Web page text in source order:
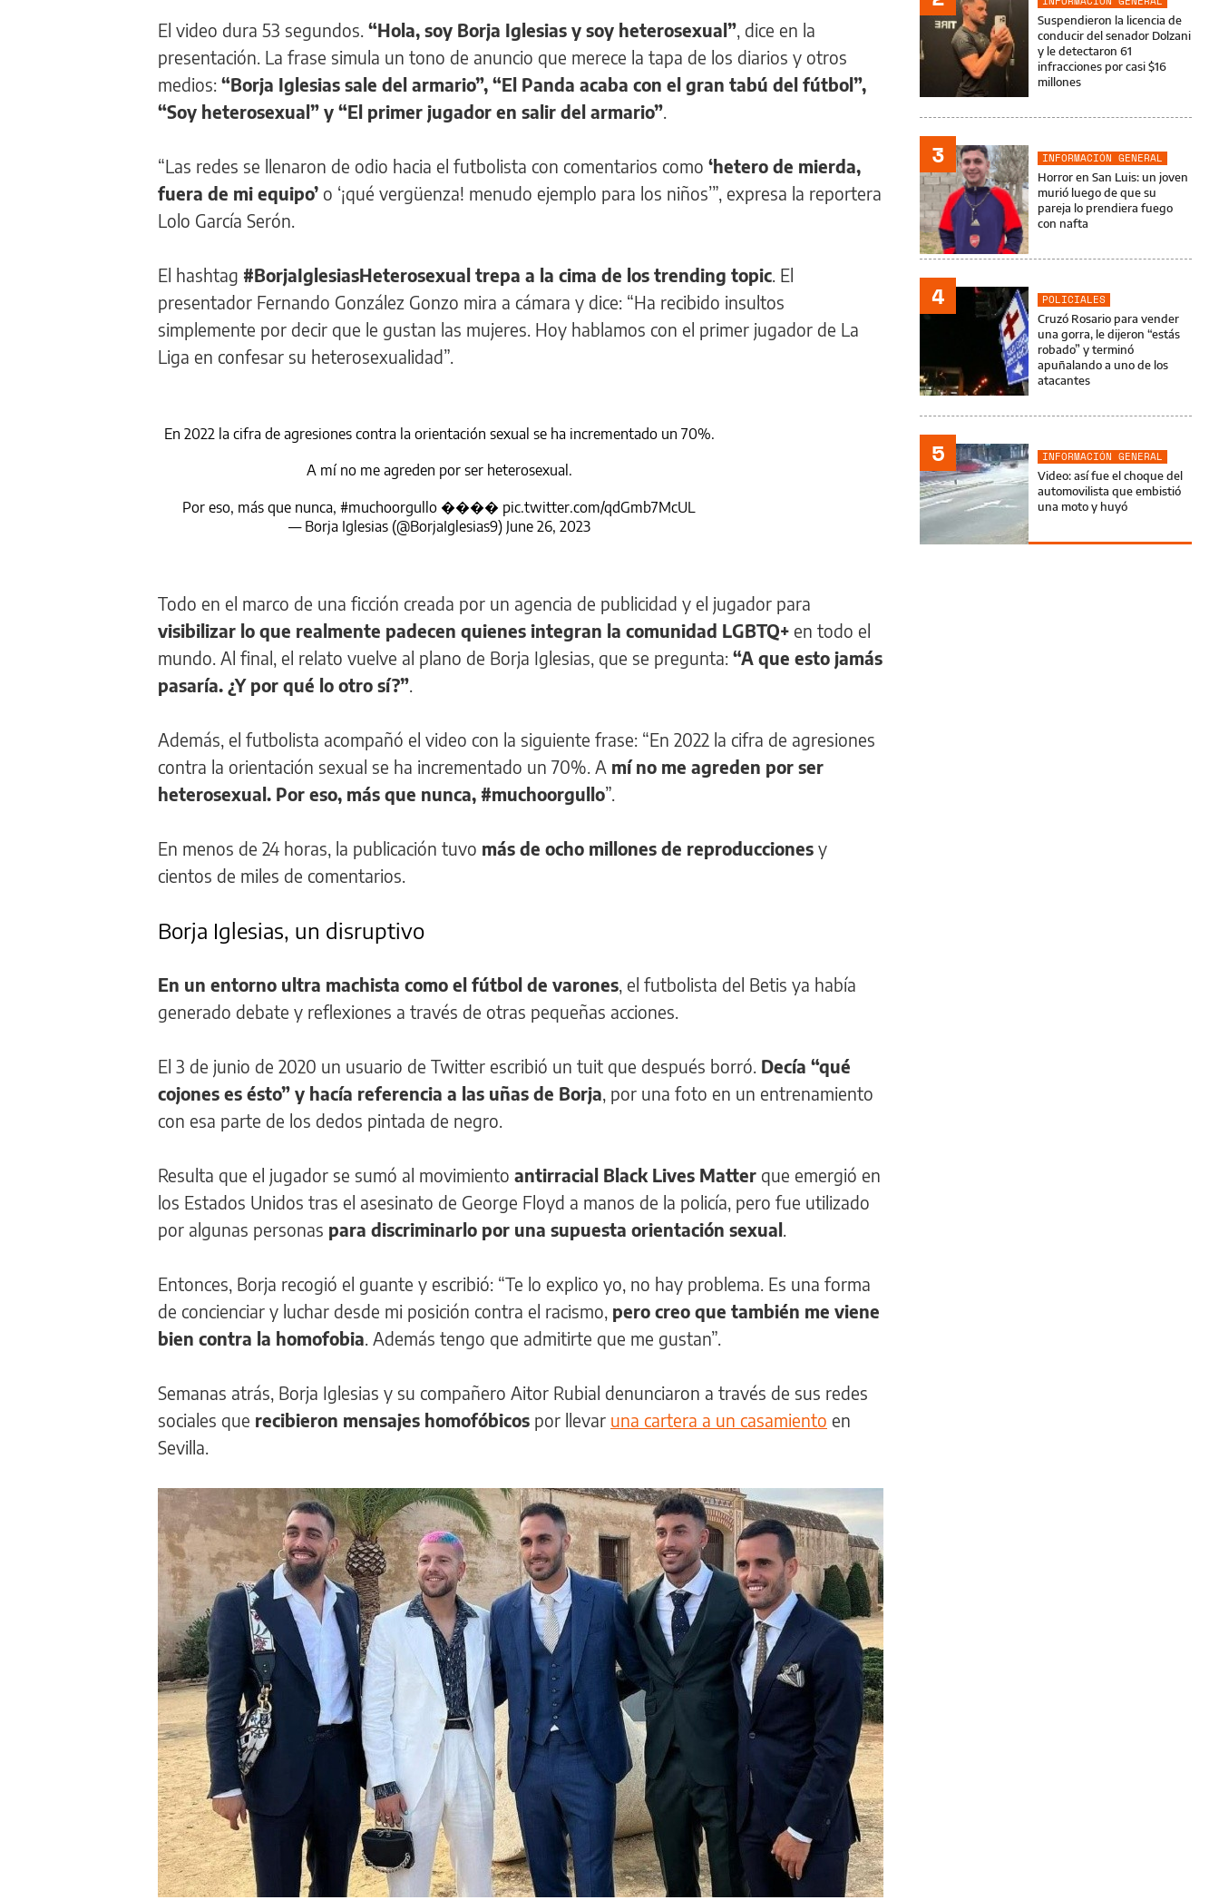
El video dura 53 segundos. “Hola, soy Borja Iglesias y soy heterosexual” , dice en la
presentación. La frase simula un tono de anuncio que merece la tapa de los diarios y otros
medios: “Borja Iglesias sale del armario”, “El Panda acaba con el gran tabú del fútbol”,
“Soy heterosexual” y “El primer jugador en salir del armario”
“Las redes se llenaron de odio hacia el futbolista con comentarios como ‘hetero de mierda,
fuera de mi equipo’ o ‘¡qué vergüenza! menudo ejemplo para los niños’”, expresa la reportera
Lolo García Serón.
El hashtag #BorjaIglesiasHeterosexual trepa a la cima de los trending topic . El
presentador Fernando González Gonzo mira a cámara y dice: “Ha recibido insultos
simplemente por decir que le gustan las mujeres. Hoy hablamos con el primer jugador de La
Liga en confesar su heterosexualidad”.
En 2022 la cifra de agresiones contra la orientación sexual se ha incrementado un 70%.
A mí no me agreden por ser heterosexual.
Por eso, más que nunca, #muchoorgullo ��️�� pic.twitter.com/qdGmb7McUL
— Borja Iglesias (@BorjaIglesias9) June 26, 2023
Todo en el marco de una ficción creada por un agencia de publicidad y el jugador para
visibilizar lo que realmente padecen quienes integran la comunidad LGBTQ+ en todo el
mundo. Al final, el relato vuelve al plano de Borja Iglesias, que se pregunta: “A que esto jamás
pasaría. ¿Y por qué lo otro sí?”
Además, el futbolista acompañó el video con la siguiente frase: “En 2022 la cifra de agresiones
contra la orientación sexual se ha incrementado un 70%. A mí no me agreden por ser
heterosexual. Por eso, más que nunca, #muchoorgullo”.
En menos de 24 horas, la publicación tuvo más de ocho millones de reproducciones y
cientos de miles de comentarios.
Borja Iglesias, un disruptivo
En un entorno ultra machista como el fútbol de varones , el futbolista del Betis ya había
generado debate y reflexiones a través de otras pequeñas acciones.
El 3 de junio de 2020 un usuario de Twitter escribió un tuit que después borró. Decía “qué
cojones es ésto” y hacía referencia a las uñas de Borja , por una foto en un entrenamiento
con esa parte de los dedos pintada de negro.
Resulta que el jugador se sumó al movimiento antirracial Black Lives Matter que emergió en
los Estados Unidos tras el asesinato de George Floyd a manos de la policía, pero fue utilizado
por algunas personas para discriminarlo por una supuesta orientación sexual
Entonces, Borja recogió el guante y escribió: “Te lo explico yo, no hay problema. Es una forma
de concienciar y luchar desde mi posición contra el racismo, pero creo que también me viene
bien contra la homofobia . Además tengo que admitirte que me gustan”.
Semanas atrás, Borja Iglesias y su compañero Aitor Rubial denunciaron a través de sus redes
sociales que recibieron mensajes homofóbicos por llevar una cartera a un casamiento en
Sevilla.
Suspendieron la licencia de
conducir del senador Dolzani
y le detectaron 61
infracciones por casi $16
millones
3
INFORMACIÓN GENERAL
Horror en San Luis: un joven
murió luego de que su
pareja lo prendiera fuego
con nafta
4
POLICIALES
Cruzó Rosario para vender
una gorra, le dijeron “estás
robado” y terminó
apuñalando a uno de los
atacantes
5
INFORMACIÓN GENERAL
Video: así fue el choque del
automovilista que embistió
una moto y huyó